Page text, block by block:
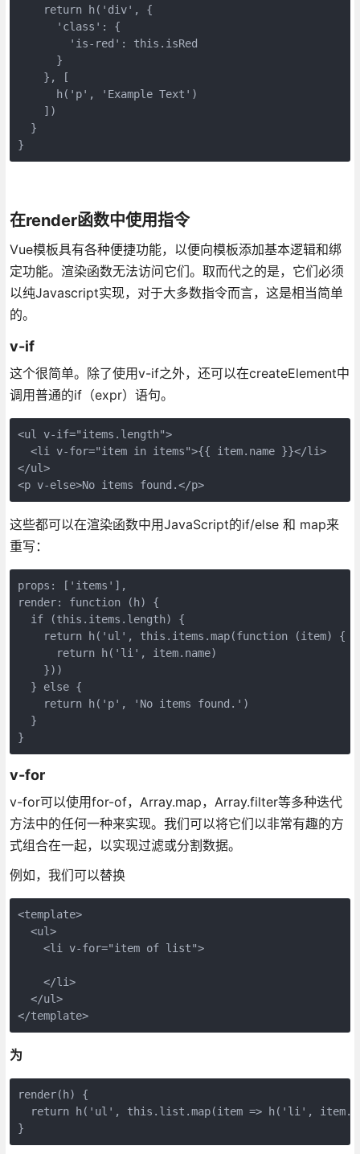
    return h('div', {
      'class': {
        'is-red': this.isRed
      }
    }, [
      h('p', 'Example Text')
    ])
  }
}
在render函数中使用指令
Vue模板具有各种便捷功能，以便向模板添加基本逻辑和绑
定功能。渲染函数无法访问它们。取而代之的是，它们必须
以纯Javascript实现，对于大多数指令而言，这是相当简单
的。
v-if
这个很简单。除了使用v-if之外，还可以在createElement中
调用普通的if（expr）语句。
<ul v-if="items.length">
  <li v-for="item in items">{{ item.name }}</li>
</ul>
<p v-else>No items found.</p>
这些都可以在渲染函数中用JavaScript的if/else 和 map来
重写：
props: ['items'],
render: function (h) {
  if (this.items.length) {
    return h('ul', this.items.map(function (item) {
      return h('li', item.name)
    }))
  } else {
    return h('p', 'No items found.')
  }
}
v-for
v-for可以使用for-of，Array.map，Array.filter等多种迭代
方法中的任何一种来实现。我们可以将它们以非常有趣的方
式组合在一起，以实现过滤或分割数据。
例如，我们可以替换
<template>
  <ul>
    <li v-for="item of list">
    </li>
  </ul>
</template>
为
render(h) {
return h('ul', this.list.map(item => h('li',
}